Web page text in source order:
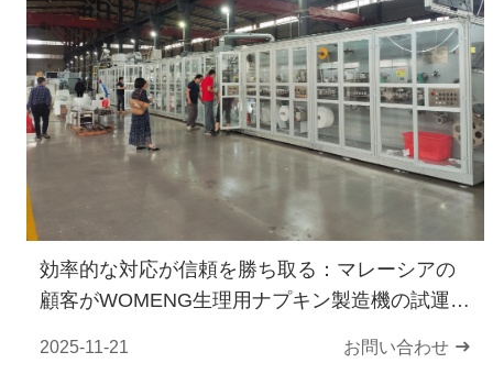
効率的な対応が信頼を勝ち取る：マレーシアの
顧客がWOMENG生理用ナプキン製造機の試運転
2025-11-21 お問い合わせ